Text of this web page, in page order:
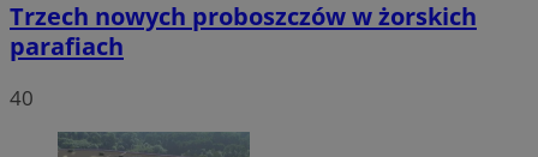
Trzech nowych proboszczów w żorskich
parafiach
40